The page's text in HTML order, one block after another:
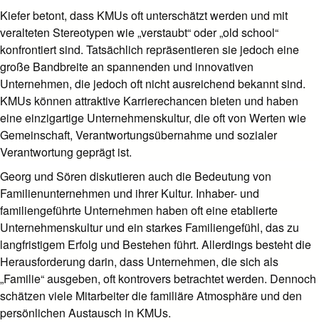
Kiefer betont, dass KMUs oft unterschätzt werden und mit
veralteten Stereotypen wie „verstaubt“ oder „old school“
konfrontiert sind. Tatsächlich repräsentieren sie jedoch eine
große Bandbreite an spannenden und innovativen
Unternehmen, die jedoch oft nicht ausreichend bekannt sind.
KMUs können attraktive Karrierechancen bieten und haben
eine einzigartige Unternehmenskultur, die oft von Werten wie
Gemeinschaft, Verantwortungsübernahme und sozialer
Verantwortung geprägt ist.
Georg und Sören diskutieren auch die Bedeutung von
Familienunternehmen und ihrer Kultur. Inhaber- und
familiengeführte Unternehmen haben oft eine etablierte
Unternehmenskultur und ein starkes Familiengefühl, das zu
langfristigem Erfolg und Bestehen führt. Allerdings besteht die
Herausforderung darin, dass Unternehmen, die sich als
„Familie“ ausgeben, oft kontrovers betrachtet werden. Dennoch
schätzen viele Mitarbeiter die familiäre Atmosphäre und den
persönlichen Austausch in KMUs.